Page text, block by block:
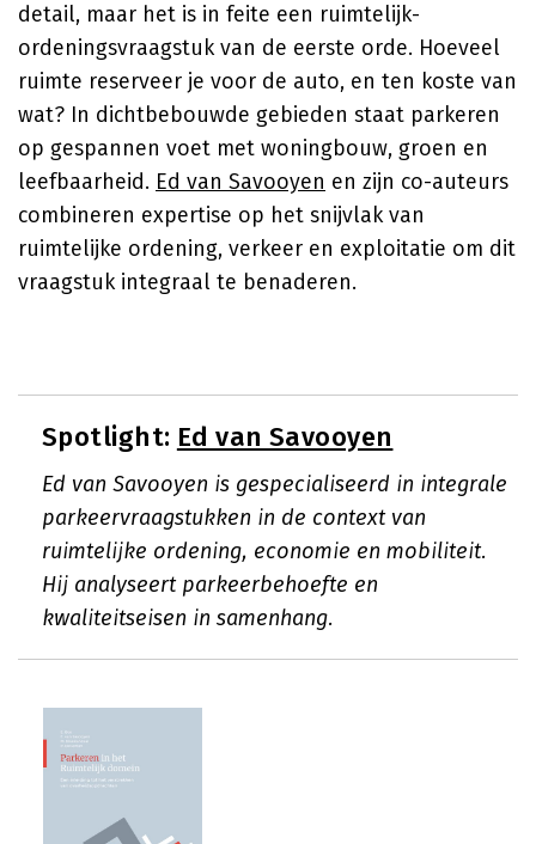
detail, maar het is in feite een ruimtelijk-
ordeningsvraagstuk van de eerste orde. Hoeveel
ruimte reserveer je voor de auto, en ten koste van
wat? In dichtbebouwde gebieden staat parkeren
op gespannen voet met woningbouw, groen en
leefbaarheid. Ed van Savooyen en zijn co-auteurs
combineren expertise op het snijvlak van
ruimtelijke ordening, verkeer en exploitatie om dit
vraagstuk integraal te benaderen.
Spotlight: Ed van Savooyen
Ed van Savooyen is gespecialiseerd in integrale
parkeervraagstukken in de context van
ruimtelijke ordening, economie en mobiliteit.
Hij analyseert parkeerbehoefte en
kwaliteitseisen in samenhang.